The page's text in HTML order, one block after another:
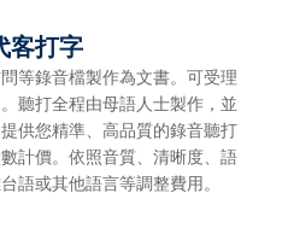
客打字
等錄音檔製作為文書。可受理
聽打全程由母語人士製作，並
供您精準、高品質的錄音聽打
計價。依照音質、清晰度、語
語或其他語言等調整費用。